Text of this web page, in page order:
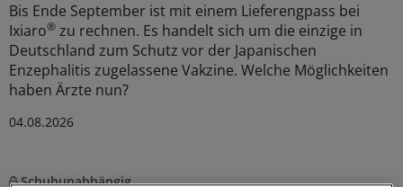
Bis Ende September ist mit einem Lieferengpass bei
Ixiaro® zu rechnen. Es handelt sich um die einzige in
Deutschland zum Schutz vor der Japanischen
Enzephalitis zugelassene Vakzine. Welche Möglichkeiten
haben Ärzte nun?
04.08.2026
Schubunabhängig